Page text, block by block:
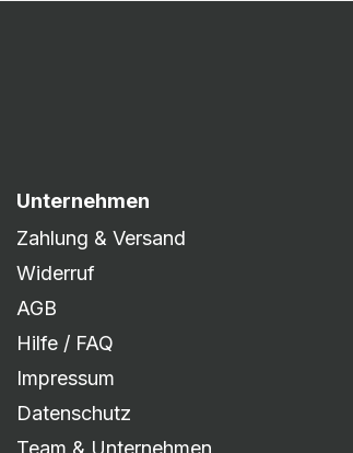
Unternehmen
Zahlung & Versand
Widerruf
AGB
Hilfe / FAQ
Impressum
Datenschutz